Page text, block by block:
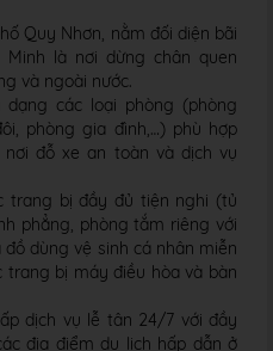
Quy Nhơn, nằm đối diện bãi
Minh là nơi dừng chân quen
và ngoài nước.
các loại phòng (phòng
phòng gia đình,…) phù hợp
đỗ xe an toàn và dịch vụ
trang bị đầy đủ tiện nghi (tủ
phẳng, phòng tắm riêng với
dùng vệ sinh cá nhân miễn
trang bị máy điều hòa và bàn
dịch vụ lễ tân 24/7 với đầy
địa điểm du lịch hấp dẫn ở